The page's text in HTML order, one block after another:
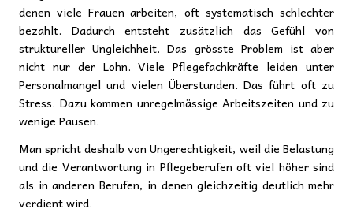
denen viele Frauen arbeiten, oft systematisch schlechter
bezahlt. Dadurch entsteht zusätzlich das Gefühl von
struktureller Ungleichheit. Das grösste Problem ist aber
nicht nur der Lohn. Viele Pflegefachkräfte leiden unter
Personalmangel und vielen Überstunden. Das führt oft zu
Stress. Dazu kommen unregelmässige Arbeitszeiten und zu
wenige Pausen.
Man spricht deshalb von Ungerechtigkeit, weil die Belastung
und die Verantwortung in Pflegeberufen oft viel höher sind
als in anderen Berufen, in denen gleichzeitig deutlich mehr
verdient wird.